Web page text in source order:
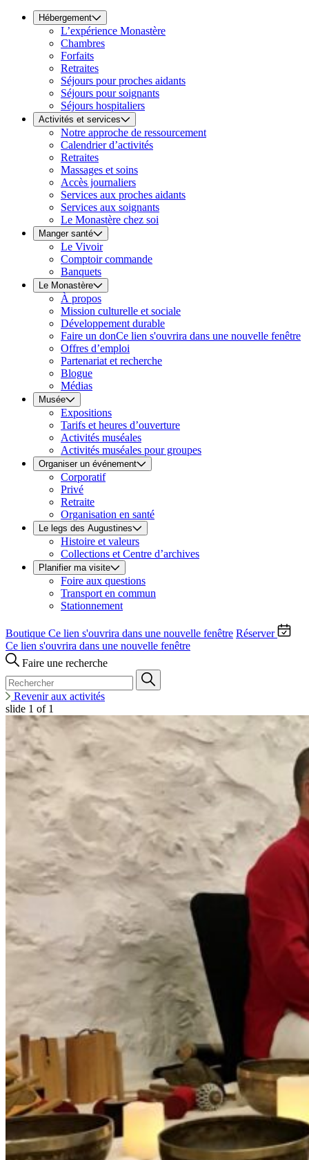
Hébergement
L’expérience Monastère
Chambres
Forfaits
Retraites
Séjours pour proches aidants
Séjours pour soignants
Séjours hospitaliers
Activités et services
Notre approche de ressourcement
Calendrier d’activités
Retraites
Massages et soins
Accès journaliers
Services aux proches aidants
Services aux soignants
Le Monastère chez soi
Manger santé
Le Vivoir
Comptoir commande
Banquets
Le Monastère
À propos
Mission culturelle et sociale
Développement durable
Faire un donCe lien s'ouvrira dans une nouvelle fenêtre
Offres d’emploi
Partenariat et recherche
Blogue
Médias
Musée
Expositions
Tarifs et heures d’ouverture
Activités muséales
Activités muséales pour groupes
Organiser un événement
Corporatif
Privé
Retraite
Organisation en santé
Le legs des Augustines
Histoire et valeurs
Collections et Centre d’archives
Planifier ma visite
Foire aux questions
Transport en commun
Stationnement
Boutique Ce lien s'ouvrira dans une nouvelle fenêtre Réserver
Ce lien s'ouvrira dans une nouvelle fenêtre
Faire une recherche
Revenir aux activités
slide 1 of 1